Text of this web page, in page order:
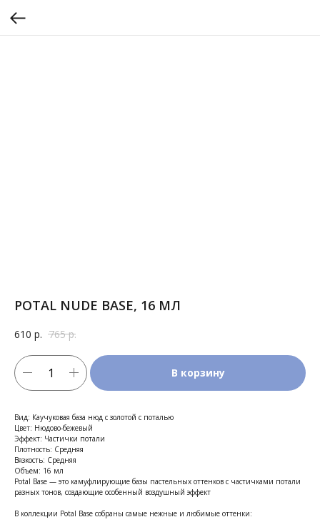
POTAL NUDE BASE, 16 МЛ
610 р. 765 р.
В корзину
Вид: Каучуковая база нюд с золотой с поталью
Цвет: Нюдово-бежевый
Эффект: Частички потали
Плотность: Средняя
Вязкость: Средняя
Объем: 16 мл
Potal Base — это камуфлирующие базы пастельных оттенков с частичками потали
разных тонов, создающие особенный воздушный эффект
В коллекции Potal Base собраны самые нежные и любимые оттенки: